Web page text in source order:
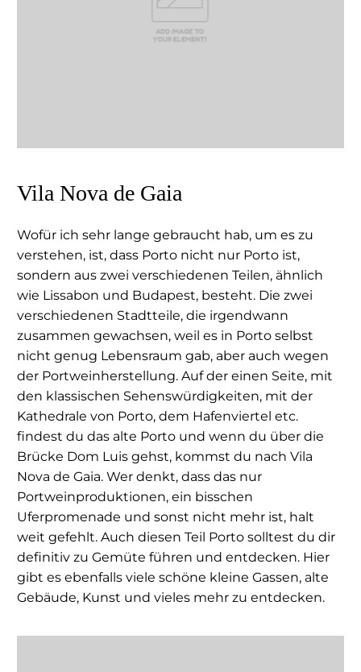
Vila Nova de Gaia
Wofür ich sehr lange gebraucht hab, um es zu
verstehen, ist, dass Porto nicht nur Porto ist,
sondern aus zwei verschiedenen Teilen, ähnlich
wie Lissabon und Budapest, besteht. Die zwei
verschiedenen Stadtteile, die irgendwann
zusammen gewachsen, weil es in Porto selbst
nicht genug Lebensraum gab, aber auch wegen
der Portweinherstellung. Auf der einen Seite, mit
den klassischen Sehenswürdigkeiten, mit der
Kathedrale von Porto, dem Hafenviertel etc.
findest du das alte Porto und wenn du über die
Brücke Dom Luis gehst, kommst du nach Vila
Nova de Gaia. Wer denkt, dass das nur
Portweinproduktionen, ein bisschen
Uferpromenade und sonst nicht mehr ist, halt
weit gefehlt. Auch diesen Teil Porto solltest du dir
definitiv zu Gemüte führen und entdecken. Hier
gibt es ebenfalls viele schöne kleine Gassen, alte
Gebäude, Kunst und vieles mehr zu entdecken.